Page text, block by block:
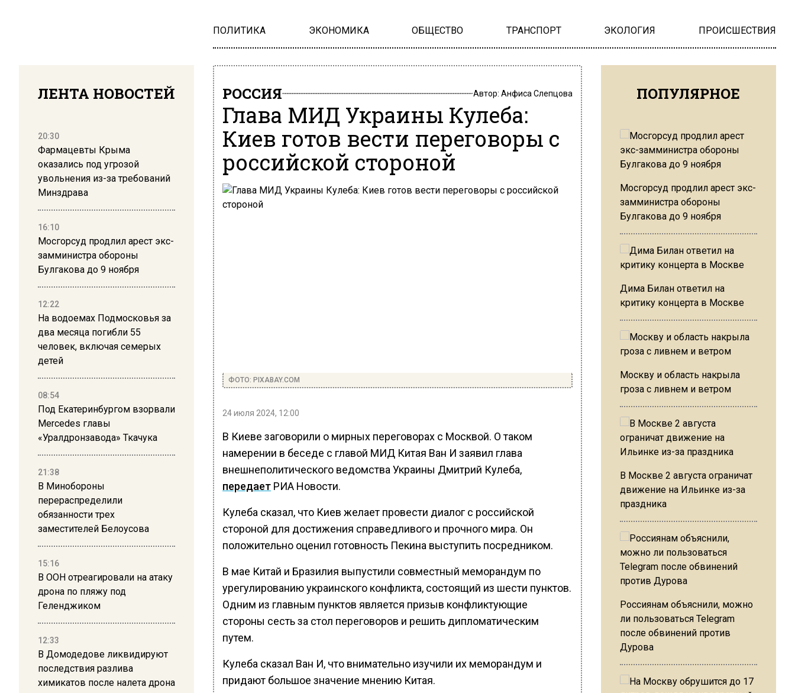
ПОЛИТИКА ЭКОНОМИКА ОБЩЕСТВО ТРАНСПОРТ ЭКОЛОГИЯ ПРОИСШЕСТВИЯ
ЛЕНТА НОВОСТЕЙ
20:30
Фармацевты Крыма
оказались под угрозой
увольнения из-за требований
Минздрава
16:10
Мосгорсуд продлил арест экс-
замминистра обороны
Булгакова до 9 ноября
12:22
На водоемах Подмосковья за
два месяца погибли 55
человек, включая семерых
детей
08:54
Под Екатеринбургом взорвали
Mercedes главы
«Уралдронзавода» Ткачука
21:38
В Минобороны
перераспределили
обязанности трех
заместителей Белоусова
15:16
В ООН отреагировали на атаку
дрона по пляжу под
Геленджиком
12:33
В Домодедове ликвидируют
последствия разлива
химикатов после налета дрона
РОССИЯ Автор: Анфиса Слепцова
Глава МИД Украины Кулеба:
Киев готов вести переговоры с
российской стороной
ФОТО: PIXABAY.COM
24 июля 2024, 12:00
В Киеве заговорили о мирных переговорах с Москвой. О таком
намерении в беседе с главой МИД Китая Ван И заявил глава
внешнеполитического ведомства Украины Дмитрий Кулеба,
передаетРИА Новости.
Кулеба сказал, что Киев желает провести диалог с российской
стороной для достижения справедливого и прочного мира. Он
положительно оценил готовность Пекина выступить посредником.
В мае Китай и Бразилия выпустили совместный меморандум по
урегулированию украинского конфликта, состоящий из шести пунктов.
Одним из главным пунктов является призыв конфликтующие
стороны сесть за стол переговоров и решить дипломатическим
путем.
Кулеба сказал Ван И, что внимательно изучили их меморандум и
придают большое значение мнению Китая.
ПОПУЛЯРНОЕ
Мосгорсуд продлил арест экс-
замминистра обороны
Булгакова до 9 ноября
Дима Билан ответил на
критику концерта в Москве
Москву и область накрыла
гроза с ливнем и ветром
В Москве 2 августа ограничат
движение на Ильинке из-за
праздника
Россиянам объяснили, можно
ли пользоваться Telegram
после обвинений против
Дурова